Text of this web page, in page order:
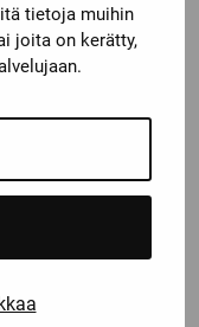
tietoja muihin
joita on kerätty,
myös